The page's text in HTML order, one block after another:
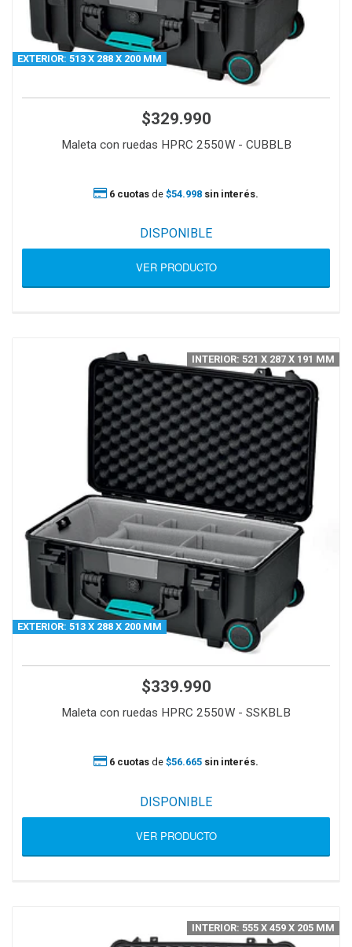
EXTERIOR: 513 X 288 X 200 MM
$329.990
Maleta con ruedas HPRC 2550W - CUBBLB
6 cuotas de $54.998 sin interés.
DISPONIBLE
VER PRODUCTO
EXTERIOR: 513 X 288 X 200 MM
$339.990
Maleta con ruedas HPRC 2550W - SSKBLB
INTERIOR: 521 X 287 X 191 MM
6 cuotas de $56.665 sin interés.
DISPONIBLE
VER PRODUCTO
INTERIOR: 555 X 459 X 205 MM